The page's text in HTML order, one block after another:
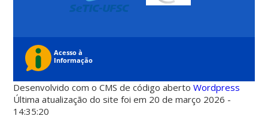
Desenvolvido com o CMS de código abertoWordpress
Última atualização do site foi em 20 de março 2026 -
14:35:20